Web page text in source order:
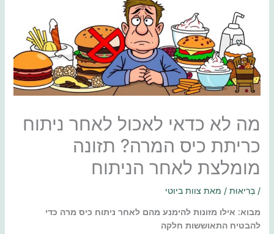
מה לא כדאי לאכול לאחר ניתוח
כריתת כיס המרה? תזונה
מומלצת לאחר הניתוח
/ בְּרִיאוּת/ מאת צוות ביוטי
מבוא: אילו מזונות להימנע מהם לאחר ניתוח כיס מרה כדי
להבטיח התאוששות חלקה